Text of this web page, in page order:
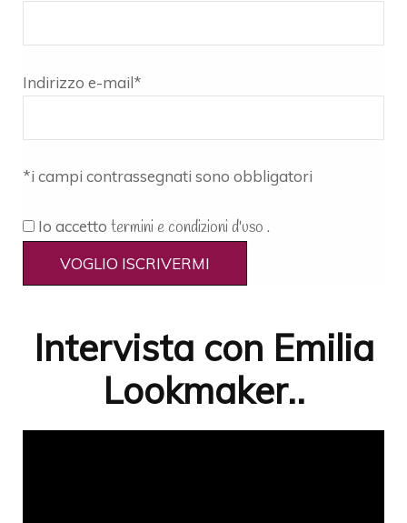
Indirizzo e-mail*
*i campi contrassegnati sono obbligatori
Io accetto termini e condizioni d'uso .
Intervista con Emilia
Lookmaker..